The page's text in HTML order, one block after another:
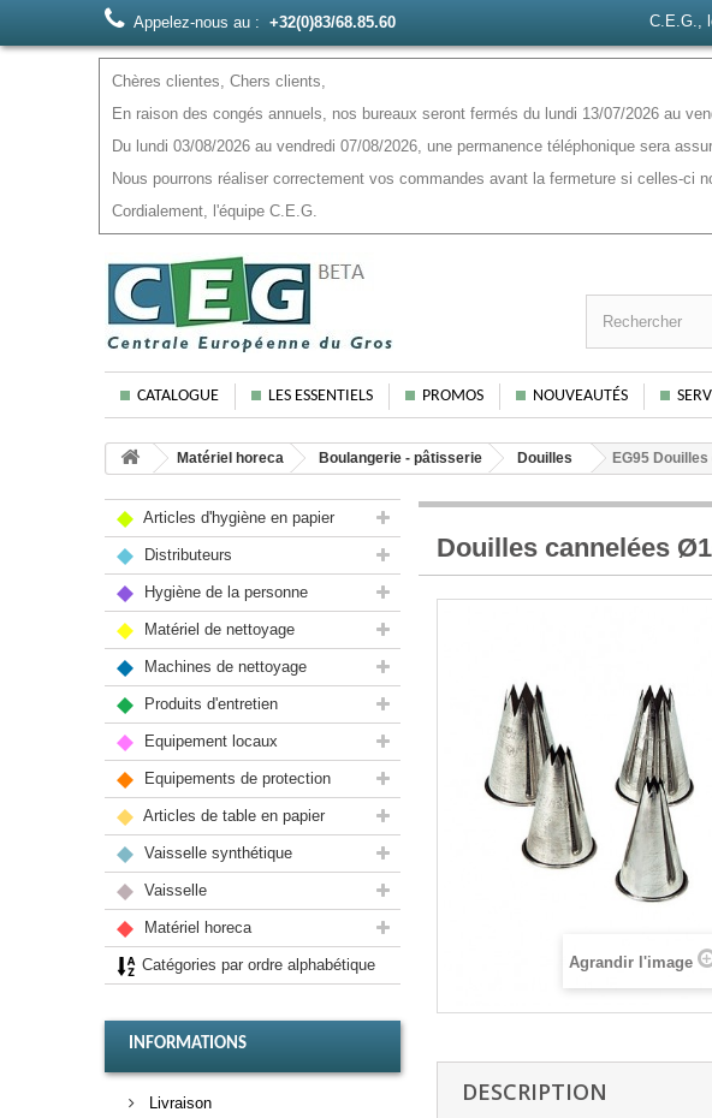
Appelez-nous au : +32(0)83/68.85.60 C.E.G.,
Chères clientes, Chers clients,
En raison des congés annuels, nos bureaux seront fermés du lundi 13/07/2026 au
Du lundi 03/08/2026 au vendredi 07/08/2026, une permanence téléphonique sera
Nous pourrons réaliser correctement vos commandes avant la fermeture si celles-ci
Cordialement, l'équipe C.E.G.
CATALOGUE LES ESSENTIELS PROMOS NOUVEAUTÉS
Matériel horeca Boulangerie - pâtisserie Douilles EG95
Articles d'hygiène en papier
Distributeurs
Hygiène de la personne
Matériel de nettoyage
Machines de nettoyage
Produits d'entretien
Equipement locaux
Equipements de protection
Articles de table en papier
Vaisselle synthétique
Vaisselle
Matériel horeca
Catégories par ordre alphabétique
INFORMATIONS
Livraison
Douilles cannelées
Agrandir l'image
DESCRIPTION